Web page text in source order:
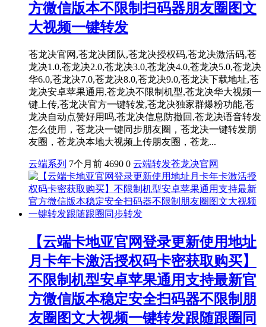
方微信版本不限制扫码器朋友圈图文
大视频一键转发
苍龙决官网,苍龙决团队,苍龙决授权码,苍龙决激活码,苍
龙决1.0,苍龙决2.0,苍龙决3.0,苍龙决4.0,苍龙决5.0,苍龙决
华6.0,苍龙决7.0,苍龙决8.0,苍龙决9.0,苍龙决下载地址,苍
龙决安卓苹果通用,苍龙决不限制机型,苍龙决华大视频一
键上传,苍龙决官方一键转发,苍龙决独家群爆粉功能,苍
龙决自动点赞好用吗,苍龙决信息防撤回,苍龙决语音转发
怎么使用，苍龙决一键同步朋友圈，苍龙决一键转发朋
友圈，苍龙决本地大视频上传朋友圈，苍龙...
云端系列 7个月前 4690 0 云端转发苍龙决官网
【云端卡地亚官网登录更新使用地址
月卡年卡激活授权码卡密获取购买】
不限制机型安卓苹果通用支持最新官
方微信版本稳定安全扫码器不限制朋
友圈图文大视频一键转发跟随跟圈同